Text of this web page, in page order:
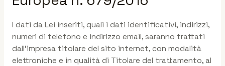
I dati da Lei inseriti, quali i dati identificativi, indirizzi,
numeri di telefono e indirizzo email, saranno trattati
dall’impresa titolare del sito internet, con modalità
elettroniche e in qualità di Titolare del trattamento, al